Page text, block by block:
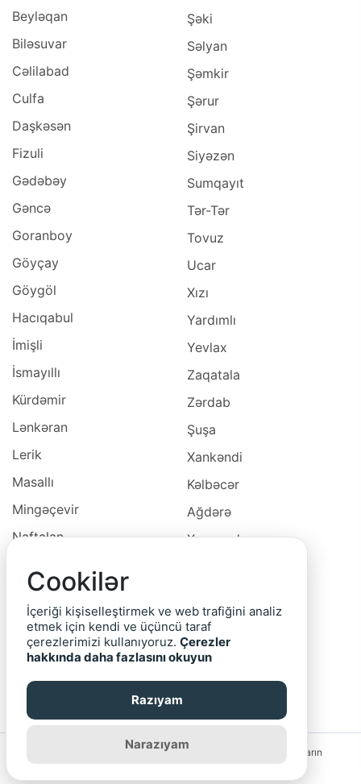
Beyləqan
Biləsuvar
Cəlilabad
Culfa
Daşkəsən
Fizuli
Gədəbəy
Gəncə
Goranboy
Göyçay
Göygöl
Hacıqabul
İmişli
İsmayıllı
Kürdəmir
Lənkəran
Lerik
Masallı
Mingəçevir
Naftalan
Neftçala
Oğuz
Ordubad
Şəki
Səlyan
Şəmkir
Şərur
Şirvan
Siyəzən
Sumqayıt
Tər-Tər
Tovuz
Ucar
Xızı
Yardımlı
Yevlax
Zaqatala
Zərdab
Şuşa
Xankəndi
Kəlbəcər
Ağdərə
Xocavəd
Cəbrayıl
Qubadlı
Saytın rəhbərliyi reklam bannerlərinin və yerləşdirilmiş elanların
Cookilər
İçeriği kişiselleştirmek ve web trafiğini analiz
etmek için kendi ve üçüncü taraf
çerezlerimizi kullanıyoruz. Çerezler
hakkında daha fazlasını okuyun
Razıyam
Narazıyam